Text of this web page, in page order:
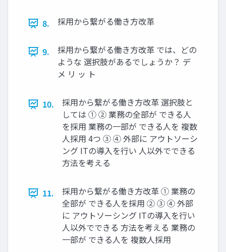
8. 採⽤から繋がる働き⽅改⾰
9.
採⽤から繋がる働き⽅改⾰ では、どの
ような 選択肢があるでしょうか？ デ
メ リ ッ ト
10.
採⽤から繋がる働き⽅改⾰ 選択肢と
しては ① ② 業務の全部が できる⼈
を採⽤ 業務の⼀部が できる⼈を 複数
⼈採⽤ 4つ ③ ④ 外部に アウトソーシ
ング ITの導⼊を⾏い ⼈以外でできる
⽅法を考える
11.
採⽤から繋がる働き⽅改⾰ ① 業務の
全部が できる⼈を採⽤ ② ③ ④ 外部
に アウトソーシング ITの導⼊を⾏い
⼈以外でできる ⽅法を考える 業務の
⼀部が できる⼈を 複数⼈採⽤